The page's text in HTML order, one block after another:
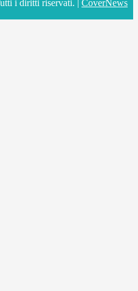
i diritti riservati. | CoverNews